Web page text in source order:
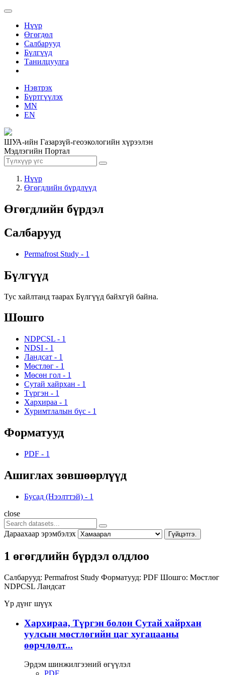
Нүүр
Өгөгдөл
Салбарууд
Бүлгүүд
Танилцуулга
Нэвтрэх
Бүртгүүлэх
MN
EN
ШУА-ийн Газарзүй-геоэкологийн хүрээлэн
Мэдлэгийн Портал
Нүүр
Өгөгдлийн бүрдлүүд
Өгөгдлийн бүрдэл
Салбарууд
Permafrost Study - 1
Бүлгүүд
Тус хайлтанд таарах Бүлгүүд байхгүй байна.
Шошго
NDPCSL - 1
NDSI - 1
Ландсат - 1
Мөстлөг - 1
Мөсөн гол - 1
Сутай хайрхан - 1
Түргэн - 1
Хархираа - 1
Хуримтлалын бүс - 1
Форматууд
PDF - 1
Ашиглах зөвшөөрлүүд
Бусад (Нээлттэй) - 1
close
Дараахаар эрэмбэлэх Гүйцэтгэ.
1 өгөгдлийн бүрдэл олдлоо
Салбарууд: Permafrost Study Форматууд: PDF Шошго: Мөстлөг
NDPCSL Ландсат
Үр дүнг шүүх
Хархираа, Түргэн болон Сутай хайрхан
уулсын мөстлөгийн цаг хугацааны
өөрчлөлт...
Эрдэм шинжилгээний өгүүлэл